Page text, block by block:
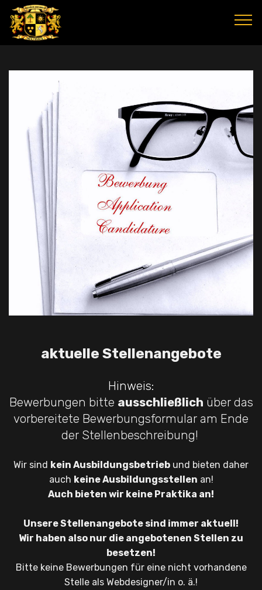
aktuelle Stellenangebote
Hinweis:
Bewerbungen bitte ausschließlich über das
vorbereitete Bewerbungsformular am Ende
der Stellenbeschreibung!
Wir sind kein Ausbildungsbetrieb und bieten daher
auch keine Ausbildungsstellen an!
Auch bieten wir keine Praktika an!
Unsere Stellenangebote sind immer aktuell!
Wir haben also nur die angebotenen Stellen zu
besetzen!
Bitte keine Bewerbungen für eine nicht vorhandene
Stelle als Webdesigner/in o. ä.!